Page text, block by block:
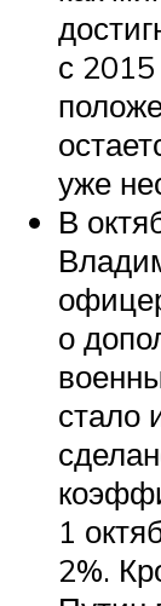
с 2015
уже
В
о
стало
1
2%.